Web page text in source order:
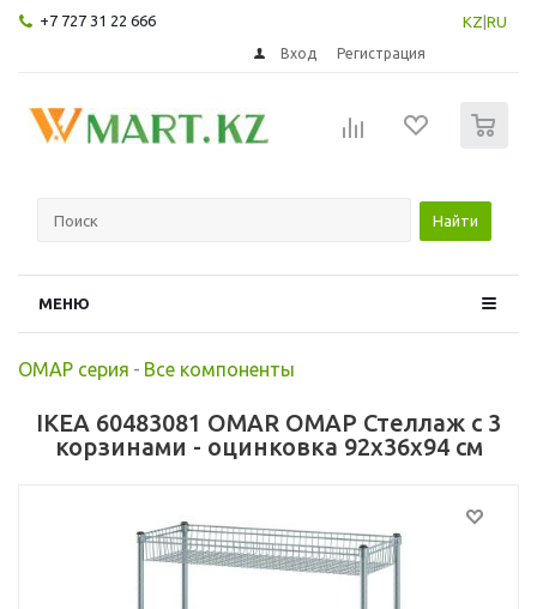
+7 727 31 22 666 KZ RU
Вход Регистрация
Найти
МЕНЮ
ОМАР серия - Все компоненты
IKEA 60483081 OMAR ОМАР Стеллаж с 3
корзинами - оцинковка 92x36x94 см